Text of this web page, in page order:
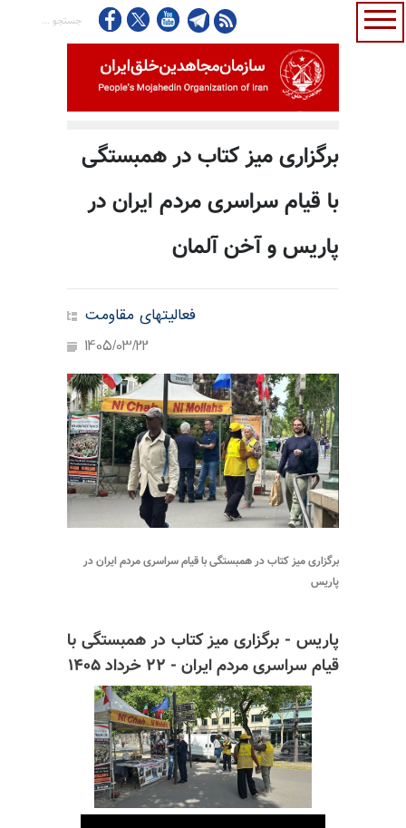
برگزاری میز کتاب در همبستگی
با قیام سراسری مردم ایران در
پاریس و آخن آلمان
فعالیتهای مقاومت
1405/03/22
برگزاری میز کتاب در همبستگی با قیام سراسری مردم ایران در
پاریس
پاریس - برگزاری میز کتاب در همبستگی با
قیام سراسری مردم ایران - ۲۲ خرداد ۱۴۰۵